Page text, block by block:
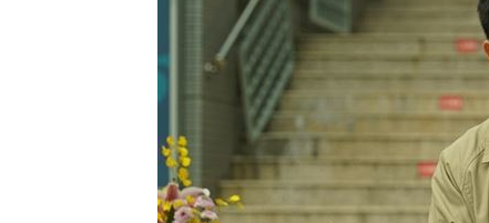
台灣彩券開獎直播中 20:31
LIVE三立+24小時直播 15:27
三立iNEWS新聞台線上直播 18:00
市場到酒場料理！可果美蕃茄醬創無限